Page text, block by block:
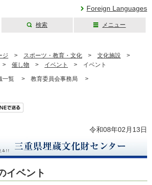
Foreign Languages
検索 メニュー
ジ > スポーツ・教育・文化 > 文化施設 >
> 催し物 > イベント > イベント
一覧 > 教育委員会事務局 >
令和08年02月13日
イベント